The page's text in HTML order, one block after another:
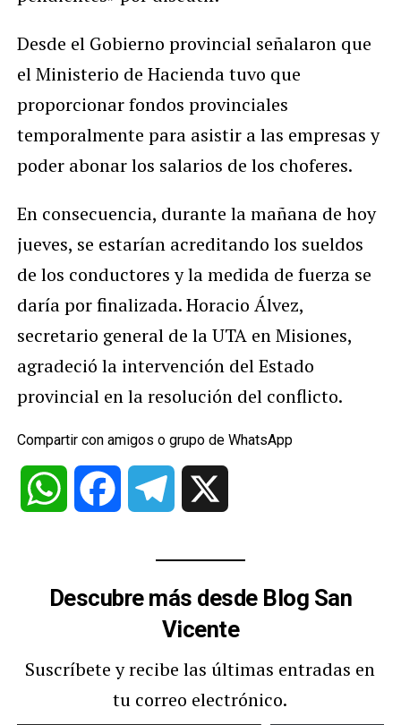
Desde el Gobierno provincial señalaron que
el Ministerio de Hacienda tuvo que
proporcionar fondos provinciales
temporalmente para asistir a las empresas y
poder abonar los salarios de los choferes.
En consecuencia, durante la mañana de hoy
jueves, se estarían acreditando los sueldos
de los conductores y la medida de fuerza se
daría por finalizada. Horacio Álvez,
secretario general de la UTA en Misiones,
agradeció la intervención del Estado
provincial en la resolución del conflicto.
Compartir con amigos o grupo de WhatsApp
WhatsApp Facebook Telegram
Descubre más desde Blog San
Vicente
Suscríbete y recibe las últimas entradas en
tu correo electrónico.